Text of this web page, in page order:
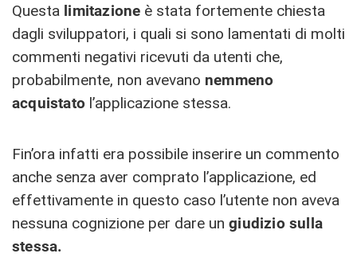
Questa limitazione è stata fortemente chiesta
dagli sviluppatori, i quali si sono lamentati di molti
commenti negativi ricevuti da utenti che,
probabilmente, non avevano nemmeno
acquistato l’applicazione stessa.
Fin’ora infatti era possibile inserire un commento
anche senza aver comprato l’applicazione, ed
effettivamente in questo caso l’utente non aveva
nessuna cognizione per dare un giudizio sulla
stessa.